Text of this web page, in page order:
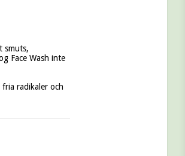
smuts,
Face Wash inte
radikaler och